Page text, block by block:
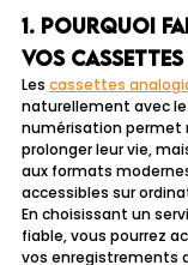
1. Pourquoi
vos cassettes
Les cassettes
naturellement avec
numérisation permet
prolonger leur vie,
aux formats
accessibles sur
En choisissant un
fiable, vous pourrez
vos enregistrements